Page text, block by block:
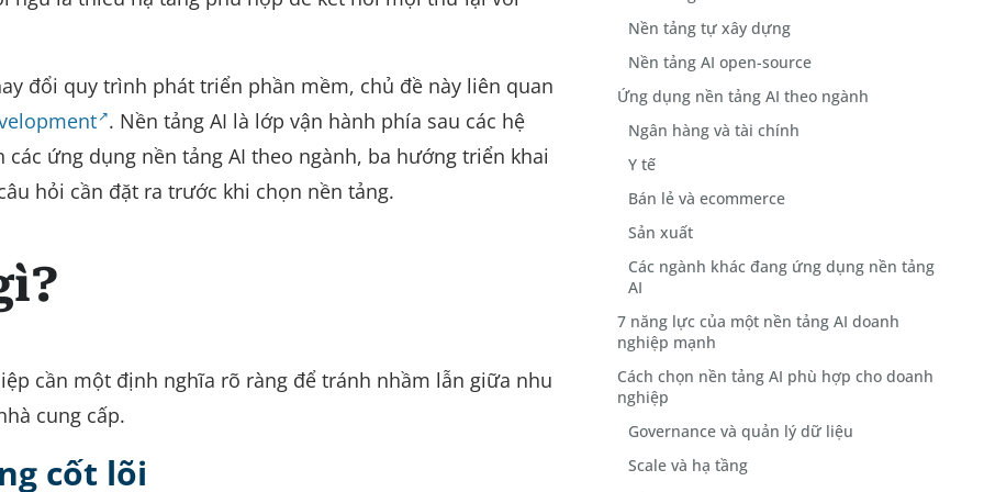
đổi quy trình phát triển phần mềm, chủ đề này liên quan
. Nền tảng AI là lớp vận hành phía sau các hệ
ứng dụng nền tảng AI theo ngành, ba hướng triển khai
hỏi cần đặt ra trước khi chọn nền tảng.
cần một định nghĩa rõ ràng để tránh nhầm lẫn giữa nhu
cung cấp.
cốt lõi
Nền tảng tự xây dựng
Nền tảng AI open-source
Ứng dụng nền tảng AI theo ngành
Ngân hàng và tài chính
Y tế
Bán lẻ và ecommerce
Sản xuất
Các ngành khác đang ứng dụng nền tảng
AI
7 năng lực của một nền tảng AI doanh
nghiệp mạnh
Cách chọn nền tảng AI phù hợp cho doanh
nghiệp
Governance và quản lý dữ liệu
Scale và hạ tầng